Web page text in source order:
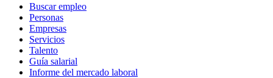
Buscar empleo
Personas
Empresas
Servicios
Talento
Guía salarial
Informe del mercado laboral